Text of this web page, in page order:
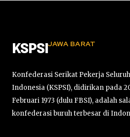
KSPSI JAWA BARAT
Konfederasi Serikat Pekerja Seluruh
Indonesia (KSPSI), didirikan pada
Februari 1973 (dulu FBSI), adalah
konfederasi buruh terbesar di